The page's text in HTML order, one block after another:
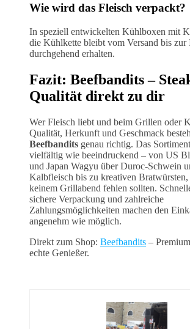
Wie wird das Fleisch verpackt?
In speziell entwickelten Kühlboxen mit
die Kühlkette bleibt vom Versand bis zur
durchgehend erhalten.
Fazit: Beefbandits –
Qualität direkt zu dir
Wer Fleisch liebt und beim Grillen oder
Qualität, Herkunft und Geschmack
Beefbandits genau richtig. Das
vielfältig wie beeindruckend – von US
und Japan Wagyu über Duroc-Schwein
Kalbfleisch bis zu kreativen
keinem Grillabend fehlen sollten.
sichere Verpackung und zahlreiche
Zahlungsmöglichkeiten machen den
angenehm wie möglich.
Direkt zum Shop: Beefbandits –
echte Genießer.